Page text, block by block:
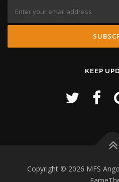
KEEP
Copyright © 2026 MFS